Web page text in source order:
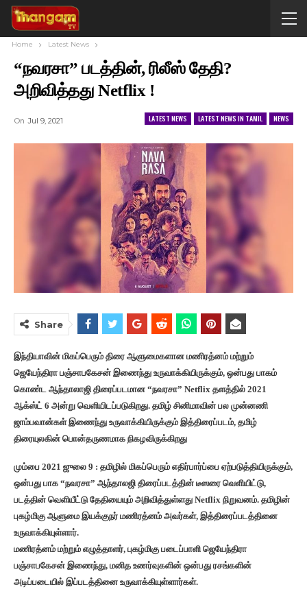
Home Latest News
“நவரசா” படத்தின், ரிலீஸ் தேதி?
அறிவித்தது Netflix !
LATEST NEWS LATEST NEWS IN TAMIL NEWS
On Jul 9, 2021
Share
இந்தியாவின் மிகப்பெரும் திரை ஆளுமைகளான மணிரத்னம் மற்றும்
ஜெயேந்திரா பஞ்சாபகேசன் இணைந்து உருவாக்கியிருக்கும், ஒன்பது பாகம்
கொண்ட ஆந்தாலாஜி திரைப்படமான “நவரசா” Netflix தளத்தில் 2021
ஆக்ஸ்ட் 6 அன்று வெளியிடப்படுகிறது. தமிழ் சினிமாவின் பல முன்னணி
ஜாம்பவான்கள் இணைந்து உருவாக்கியிருக்கும் இத்திரைப்படம், தமிழ்
திரையுலகின் பொன்தருணமாக நிகழவிருக்கிறது
மும்பை 2021 ஜுலை 9 : தமிழில் மிகப்பெரும் எதிர்பார்ப்பை ஏற்படுத்தியிருக்கும்,
ஒன்பது பாக “நவரசா” ஆந்தாலஜி திரைப்படத்தின் டீஸரை வெளியிட்டு,
படத்தின் வெளியீட்டு தேதியையும் அறிவித்துள்ளது Netflix நிறுவனம். தமிழின்
புகழ்மிகு ஆளுமை இயக்குநர் மணிரத்னம் அவர்கள், இத்திரைப்படத்தினை
உருவாக்கியுள்ளார்.
மணிரத்னம் மற்றும் எழுத்தாளர், புகழ்மிகு படைப்பாளி ஜெயேந்திரா
பஞ்சாபகேசன் இணைந்து, மனித உணர்வுகளின் ஒன்பது ரசங்களின்
அடிப்படையில் இப்படத்தினை உருவாக்கியுள்ளார்கள்.